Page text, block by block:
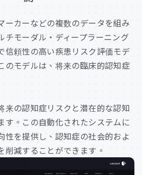
ーカーなどの複数のデータを組み
チモーダル・ディープラーニング
信頼性の高い疾患リスク評価モデ
のモデルは、将来の臨床的認知症
来の認知症リスクと潜在的な認知
す。この自動化されたシステムに
性を提供し、認知症の社会的およ
削減することができます。